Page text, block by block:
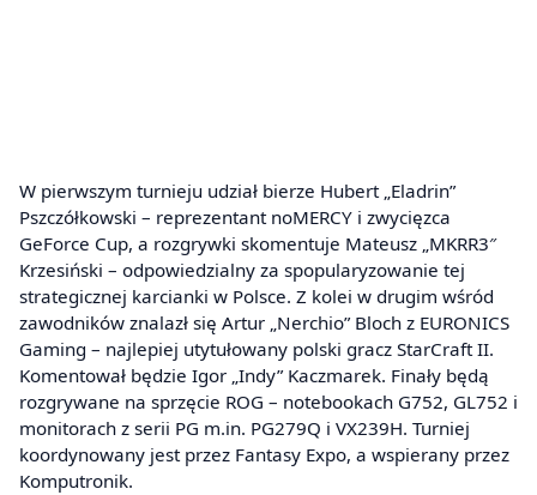
W pierwszym turnieju udział bierze Hubert „Eladrin”
Pszczółkowski – reprezentant noMERCY i zwycięzca
GeForce Cup, a rozgrywki skomentuje Mateusz „MKRR3″
Krzesiński – odpowiedzialny za spopularyzowanie tej
strategicznej karcianki w Polsce. Z kolei w drugim wśród
zawodników znalazł się Artur „Nerchio” Bloch z EURONICS
Gaming – najlepiej utytułowany polski gracz StarCraft II.
Komentował będzie Igor „Indy” Kaczmarek. Finały będą
rozgrywane na sprzęcie ROG – notebookach G752, GL752 i
monitorach z serii PG m.in. PG279Q i VX239H. Turniej
koordynowany jest przez Fantasy Expo, a wspierany przez
Komputronik.